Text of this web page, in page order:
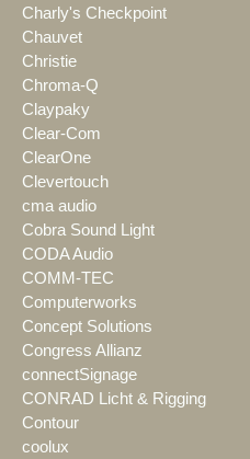
Charly's Checkpoint
Chauvet
Christie
Chroma-Q
Claypaky
Clear-Com
ClearOne
Clevertouch
cma audio
Cobra Sound Light
CODA Audio
COMM-TEC
Computerworks
Concept Solutions
Congress Allianz
connectSignage
CONRAD Licht & Rigging
Contour
coolux